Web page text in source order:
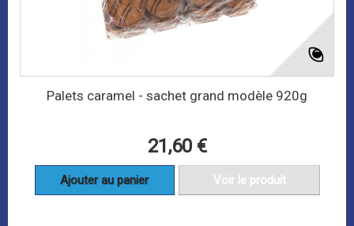
Palets caramel - sachet grand modèle 920g
21,60 €
Ajouter au panier Voir le produit